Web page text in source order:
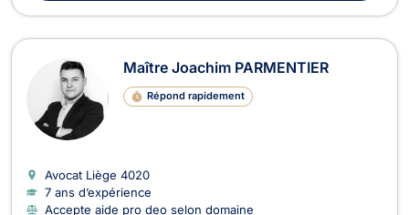
Maître Joachim PARMENTIER
Répond rapidement
Avocat Liège 4020
7 ans d’expérience
Accepte aide pro deo selon domaine